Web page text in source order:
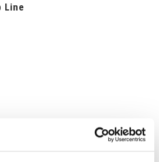
Line